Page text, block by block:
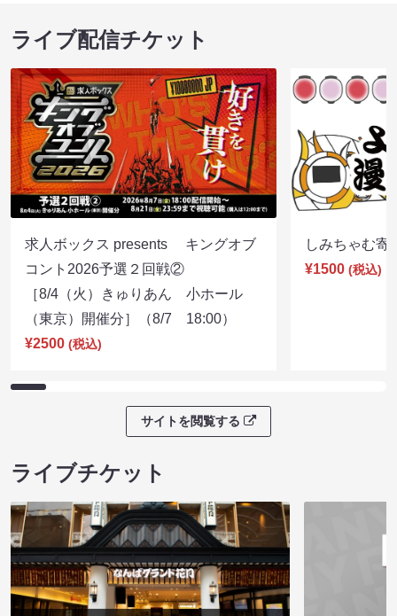
ライブ配信チケット
求人ボックス presents キングオブ
コント2026予選２回戦②
［8/4（火）きゅりあん 小ホール
（東京）開催分］（8/7 18:00）
¥2500 (税込)
しみちゃむ
¥1500 (税込)
サイトを閲覧する
ライブチケット